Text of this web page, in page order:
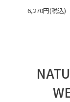
6,270円(税込)